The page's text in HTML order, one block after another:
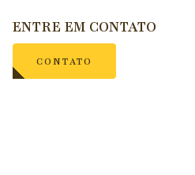
ENTRE EM CONTATO
CONTATO